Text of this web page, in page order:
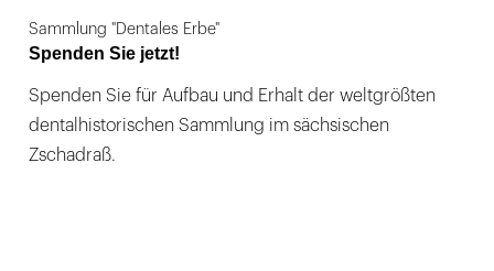
Sammlung "Dentales Erbe"
Spenden Sie jetzt!
Spenden Sie für Aufbau und Erhalt der weltgrößten
dentalhistorischen Sammlung im sächsischen
Zschadraß.